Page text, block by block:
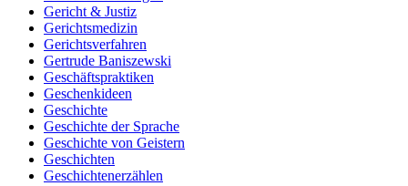
Gericht & Justiz
Gerichtsmedizin
Gerichtsverfahren
Gertrude Baniszewski
Geschäftspraktiken
Geschenkideen
Geschichte
Geschichte der Sprache
Geschichte von Geistern
Geschichten
Geschichtenerzählen